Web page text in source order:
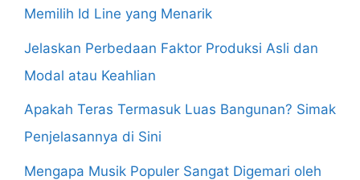
Memilih Id Line yang Menarik
Jelaskan Perbedaan Faktor Produksi Asli dan
Modal atau Keahlian
Apakah Teras Termasuk Luas Bangunan? Simak
Penjelasannya di Sini
Mengapa Musik Populer Sangat Digemari oleh